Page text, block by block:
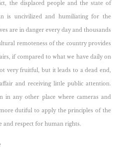
the displaced people and the state of
is uncivilized and humiliating for the
are in danger every day and thousands
remoteness of the country provides
if compared to what we have daily on
very fruitful, but it leads to a dead end,
and receiving little public attention.
in any other place where cameras and
dutiful to apply the principles of the
and respect for human rights.